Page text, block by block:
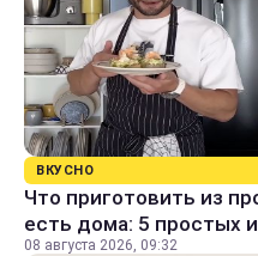
ВКУСНО
Что приготовить из
есть дома: 5 простых
08 августа 2026, 09:32